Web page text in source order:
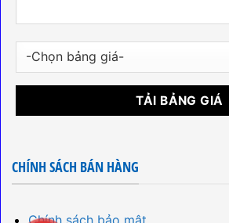
CHÍNH SÁCH BÁN HÀNG